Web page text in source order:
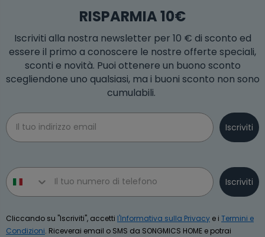
RISPARMIA 10€
Iscriviti alla nostra newsletter per 10 € di sconto ed
essere il primo a conoscere le nostre offerte speciali,
sconti e novità. Puoi ottenere un buono sconto
scegliendone uno qualsiasi, ma i buoni sconto non sono
cumulabili.
Email
Iscriviti
Phone number
Iscriviti
Cliccando su "Iscriviti", accetti l'Informativa sulla Privacy e i Termini e
Condizioni. Riceverai email o SMS da SONGMICS HOME e potrai